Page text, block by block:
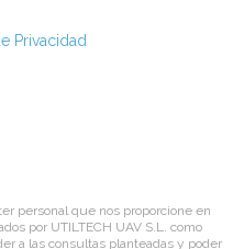
Privacidad
personal que nos proporcione en
por UTILTECH UAV S.L. como
a las consultas planteadas y poder